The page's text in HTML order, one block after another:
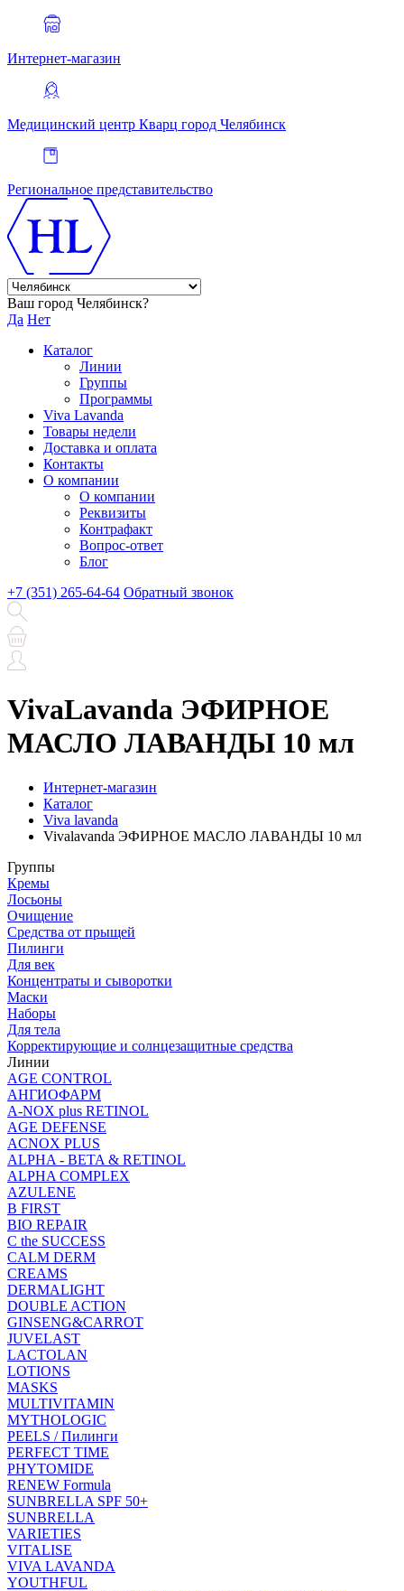
Интернет-магазин
Медицинский центр Кварц город Челябинск
Региональное представительство
Ваш город Челябинск?
Да Нет
Каталог
Линии
Группы
Программы
Viva Lavanda
Товары недели
Доставка и оплата
Контакты
О компании
О компании
Реквизиты
Контрафакт
Вопрос-ответ
Блог
+7 (351) 265-64-64 Обратный звонок
VivaLavanda ЭФИРНОЕ
МАСЛО ЛАВАНДЫ 10 мл
Интернет-магазин
Каталог
Viva lavanda
Vivalavanda ЭФИРНОЕ МАСЛО ЛАВАНДЫ 10 мл
Группы
Кремы
Лосьоны
Очищение
Средства от прыщей
Пилинги
Для век
Концентраты и сыворотки
Маски
Наборы
Для тела
Корректирующие и солнцезащитные средства
Линии
AGE CONTROL
АНГИОФАРМ
A-NOX plus RETINOL
AGE DEFENSE
ACNOX PLUS
ALPHA - BETA & RETINOL
ALPHA COMPLEX
AZULENE
B FIRST
BIO REPAIR
C the SUCCESS
CALM DERM
CREAMS
DERMALIGHT
DOUBLE ACTION
GINSENG&CARROT
JUVELAST
LACTOLAN
LOTIONS
MASKS
MULTIVITAMIN
MYTHOLOGIC
PEELS / Пилинги
PERFECT TIME
PHYTOMIDE
RENEW Formula
SUNBRELLA SPF 50+
SUNBRELLA
VARIETIES
VITALISE
VIVA LAVANDA
YOUTHFUL